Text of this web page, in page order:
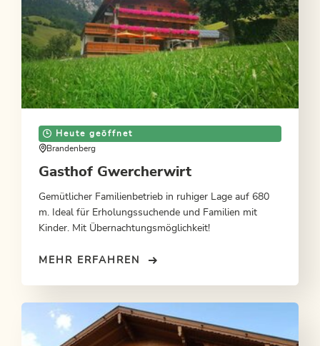
Heute geöffnet
Brandenberg
Gasthof Gwercherwirt
Gemütlicher Familienbetrieb in ruhiger Lage auf 680
m. Ideal für Erholungssuchende und Familien mit
Kinder. Mit Übernachtungsmöglichkeit!
MEHR ERFAHREN